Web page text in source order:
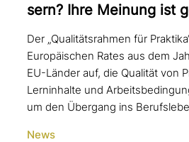
sern? Ihre Meinung ist
Der „Qualitätsrahmen für
Europäischen Rates aus dem
EU-Länder auf, die Qualität von
Lerninhalte und
um den Übergang ins
News